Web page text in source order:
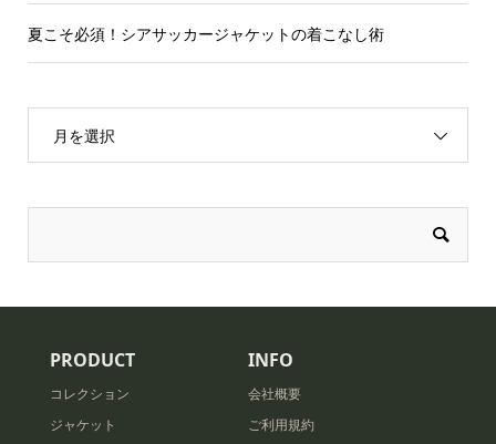
夏こそ必須！シアサッカージャケットの着こなし術
月を選択
PRODUCT
コレクション
ジャケット
INFO
会社概要
ご利用規約